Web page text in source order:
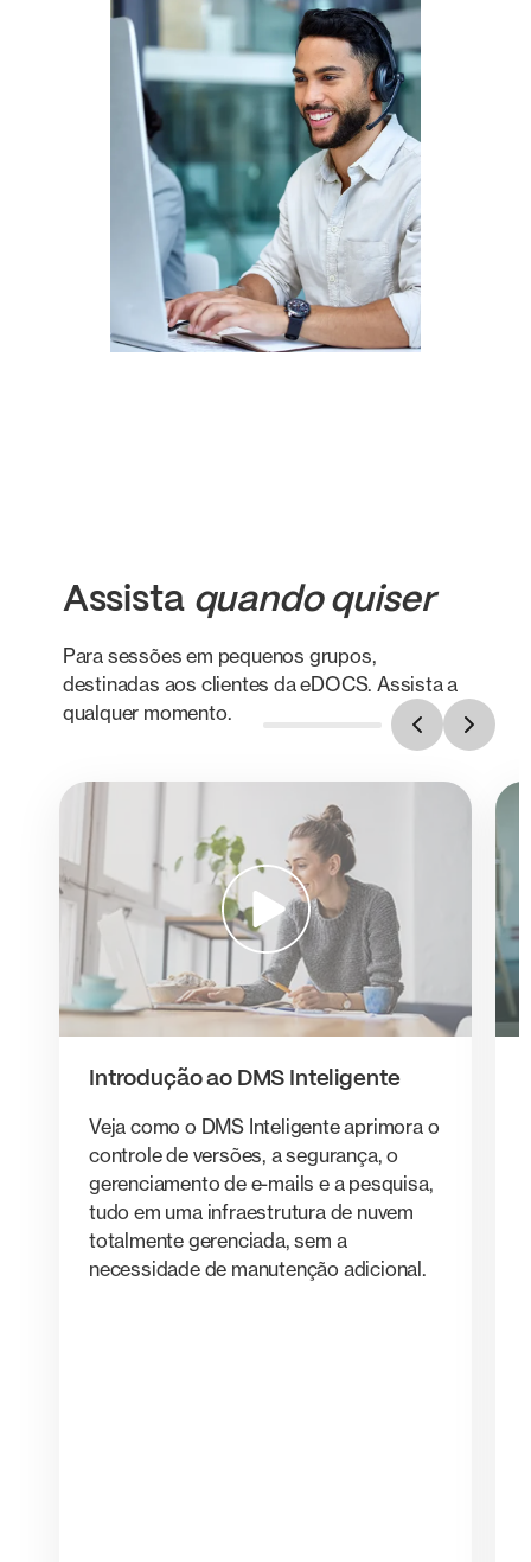
Assista quando quiser
Para sessões em pequenos grupos,
destinadas aos clientes da eDOCS. Assista a
qualquer momento.
Introdução ao DMS Inteligente
Veja como o DMS Inteligente aprimora o
controle de versões, a segurança, o
gerenciamento de e-mails e a pesquisa,
tudo em uma infraestrutura de nuvem
totalmente gerenciada, sem a
necessidade de manutenção adicional.